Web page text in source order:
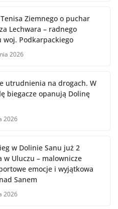
Ziemnego o puchar
Lechwara – radnego
woj. Podkarpackiego
2026
utrudnienia na drogach. W
biegacze opanują Dolinę
2026
w Dolinie Sanu już 2
w Uluczu – malownicze
emocje i wyjątkowa
Sanem
2026